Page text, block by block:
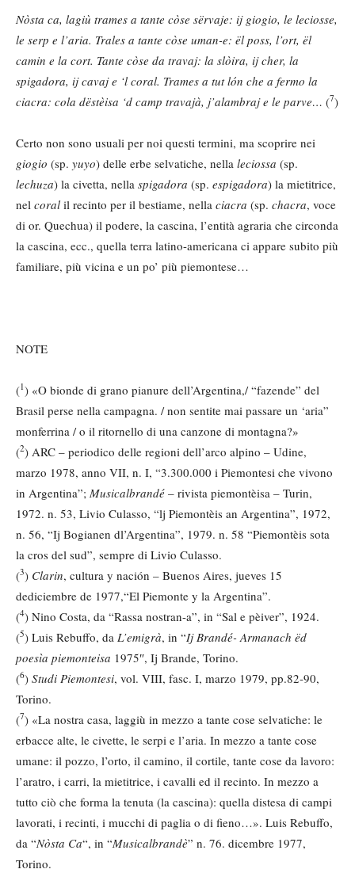
Nòsta ca, lagiù trames a tante còse sërvaje: ij giogio, le leciosse,
le serp e l’aria. Trales a tante còse uman-e: ël poss, l’ort, ël
camin e la cort. Tante còse da travaj: la slòira, ij cher, la
spigadora, ij cavaj e ‘l coral. Trames a tut lón che a fermo la
ciacra: cola dëstèisa ‘d camp travajà, j’alambraj e le parve… (7)
Certo non sono usuali per noi questi termini, ma scoprire nei
giogio (sp. yuyo) delle erbe selvatiche, nella leciossa (sp.
lechuza) la civetta, nella spigadora (sp. espigadora) la mietitrice,
nel coral il recinto per il bestiame, nella ciacra (sp. chacra, voce
di or. Quechua) il podere, la cascina, l’entità agraria che circonda
la cascina, ecc., quella terra latino-americana ci appare subito più
familiare, più vicina e un po’ più piemontese…
NOTE
(1) «O bionde di grano pianure dell’Argentina,/ “fazende” del
Brasil perse nella campagna. / non sentite mai passare un ‘aria”
monferrina / o il ritornello di una canzone di montagna?»
(2) ARC – periodico delle regioni dell’arco alpino – Udine,
marzo 1978, anno VII, n. I, “3.300.000 i Piemontesi che vivono
in Argentina”; Musicalbrandé – rivista piemontèisa – Turin,
1972. n. 53, Livio Culasso, “lj Piemontèis an Argentina”, 1972,
n. 56, “Ij Bogianen dl’Argentina”, 1979. n. 58 “Piemontèis sota
la cros del sud”, sempre di Livio Culasso.
(3) Clarin, cultura y nación – Buenos Aires, jueves 15
dediciembre de 1977,“El Piemonte y la Argentina”.
(4) Nino Costa, da “Rassa nostran-a”, in “Sal e pèiver”, 1924.
(5) Luis Rebuffo, da L’emigrà, in “Ij Brandé- Armanach ëd
poesìa piemonteisa 1975″, Ij Brande, Torino.
(6) Studi Piemontesi, vol. VIII, fasc. I, marzo 1979, pp.82-90,
Torino.
(7) «La nostra casa, laggiù in mezzo a tante cose selvatiche: le
erbacce alte, le civette, le serpi e l’aria. In mezzo a tante cose
umane: il pozzo, l’orto, il camino, il cortile, tante cose da lavoro:
l’aratro, i carri, la mietitrice, i cavalli ed il recinto. In mezzo a
tutto ciò che forma la tenuta (la cascina): quella distesa di campi
lavorati, i recinti, i mucchi di paglia o di fieno…». Luis Rebuffo,
da “Nòsta Ca“, in “Musicalbrandè” n. 76. dicembre 1977,
Torino.